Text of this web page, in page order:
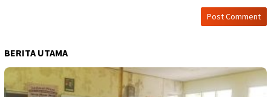
BERITA UTAMA